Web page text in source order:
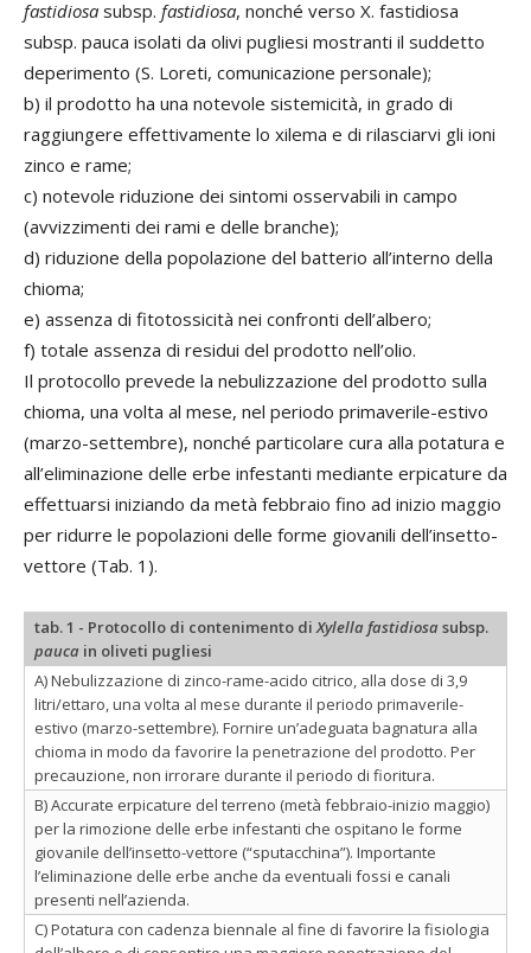
fastidiosa subsp. fastidiosa, nonché verso X. fastidiosa
subsp. pauca isolati da olivi pugliesi mostranti il suddetto
deperimento (S. Loreti, comunicazione personale);
b) il prodotto ha una notevole sistemicità, in grado di
raggiungere effettivamente lo xilema e di rilasciarvi gli ioni
zinco e rame;
c) notevole riduzione dei sintomi osservabili in campo
(avvizzimenti dei rami e delle branche);
d) riduzione della popolazione del batterio all’interno della
chioma;
e) assenza di fitotossicità nei confronti dell’albero;
f) totale assenza di residui del prodotto nell’olio.
Il protocollo prevede la nebulizzazione del prodotto sulla
chioma, una volta al mese, nel periodo primaverile-estivo
(marzo-settembre), nonché particolare cura alla potatura e
all’eliminazione delle erbe infestanti mediante erpicature da
effettuarsi iniziando da metà febbraio fino ad inizio maggio
per ridurre le popolazioni delle forme giovanili dell’insetto-
vettore (Tab. 1).
tab. 1 - Protocollo di contenimento diXylella fastidiosasubsp.
pauca in oliveti pugliesi
A) Nebulizzazione di zinco-rame-acido citrico, alla dose di 3,9
litri/ettaro, una volta al mese durante il periodo primaverile-
estivo (marzo-settembre). Fornire un’adeguata bagnatura alla
chioma in modo da favorire la penetrazione del prodotto. Per
precauzione, non irrorare durante il periodo di fioritura.
B) Accurate erpicature del terreno (metà febbraio-inizio maggio)
per la rimozione delle erbe infestanti che ospitano le forme
giovanile dell’insetto-vettore (“sputacchina”). Importante
l’eliminazione delle erbe anche da eventuali fossi e canali
presenti nell’azienda.
C) Potatura con cadenza biennale al fine di favorire la fisiologia